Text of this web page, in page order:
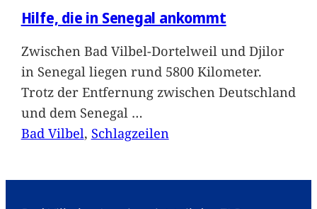
Hilfe, die in Senegal ankommt
Zwischen Bad Vilbel-Dortelweil und Djilor
in Senegal liegen rund 5800 Kilometer.
Trotz der Entfernung zwischen Deutschland
und dem Senegal …
Bad Vilbel, Schlagzeilen